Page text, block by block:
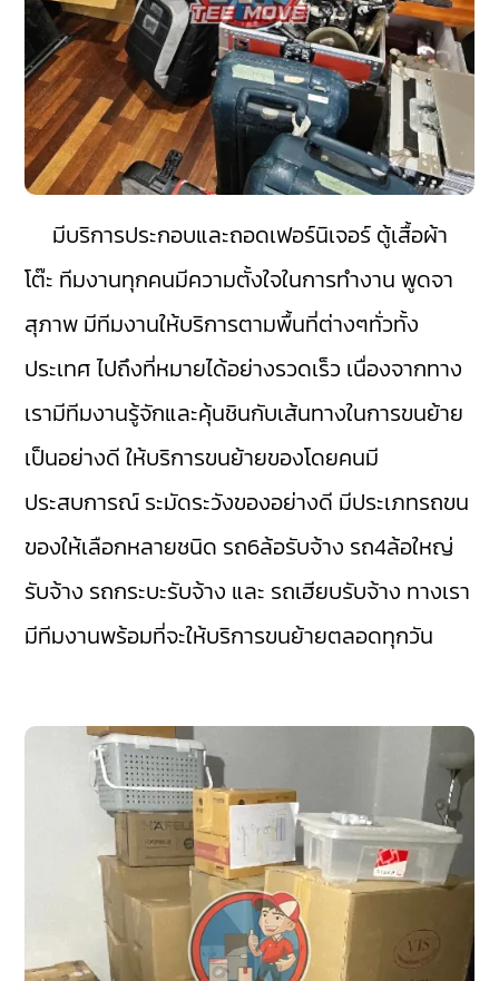
มีบริการประกอบและถอดเฟอร์นิเจอร์ ตู้เสื้อผ้า
โต๊ะ ทีมงานทุกคนมีความตั้งใจในการทำงาน พูดจา
สุภาพ มีทีมงานให้บริการตามพื้นที่ต่างๆทั่วทั้ง
ประเทศ ไปถึงที่หมายได้อย่างรวดเร็ว เนื่องจากทาง
เรามีทีมงานรู้จักและคุ้นชินกับเส้นทางในการขนย้าย
เป็นอย่างดี ให้บริการขนย้ายของโดยคนมี
ประสบการณ์ ระมัดระวังของอย่างดี มีประเภทรถขน
ของให้เลือกหลายชนิด รถ6ล้อรับจ้าง รถ4ล้อใหญ่
รับจ้าง รถกระบะรับจ้าง และ รถเฮียบรับจ้าง ทางเรา
มีทีมงานพร้อมที่จะให้บริการขนย้ายตลอดทุกวัน